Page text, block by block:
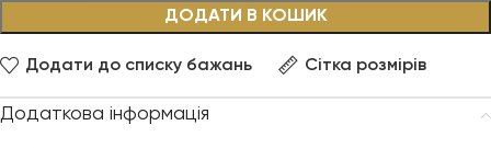
ДОДАТИ В КОШИК
Додати до списку бажань Сітка розмірів
Додаткова інформація